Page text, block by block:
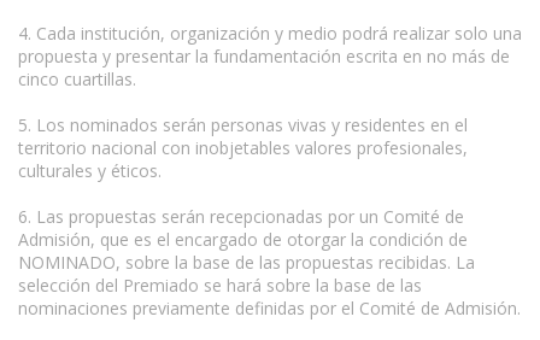
4. Cada institución, organización y medio podrá realizar solo una
propuesta y presentar la fundamentación escrita en no más de
cinco cuartillas.
5. Los nominados serán personas vivas y residentes en el
territorio nacional con inobjetables valores profesionales,
culturales y éticos.
6. Las propuestas serán recepcionadas por un Comité de
Admisión, que es el encargado de otorgar la condición de
NOMINADO, sobre la base de las propuestas recibidas. La
selección del Premiado se hará sobre la base de las
nominaciones previamente definidas por el Comité de Admisión.